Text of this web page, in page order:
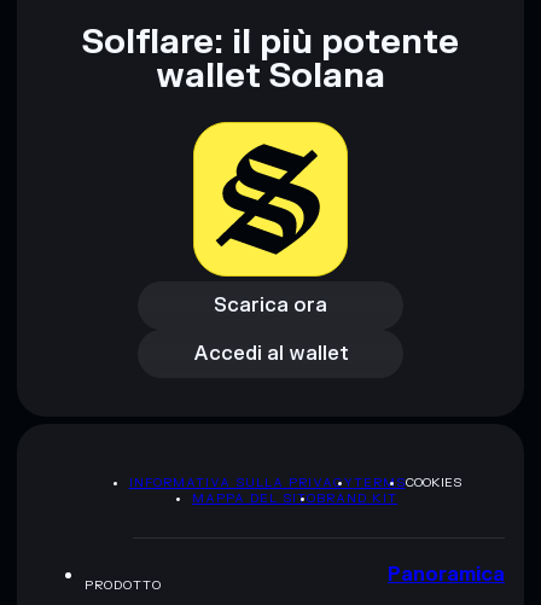
Solflare: il più potente
wallet Solana
Scarica ora
Scarica ora
Accedi al wallet
Accedi al wallet
INFORMATIVA SULLA PRIVACYTERMSCOOKIES
MAPPA DEL SITOBRAND KIT
PRODOTTO Panoramica